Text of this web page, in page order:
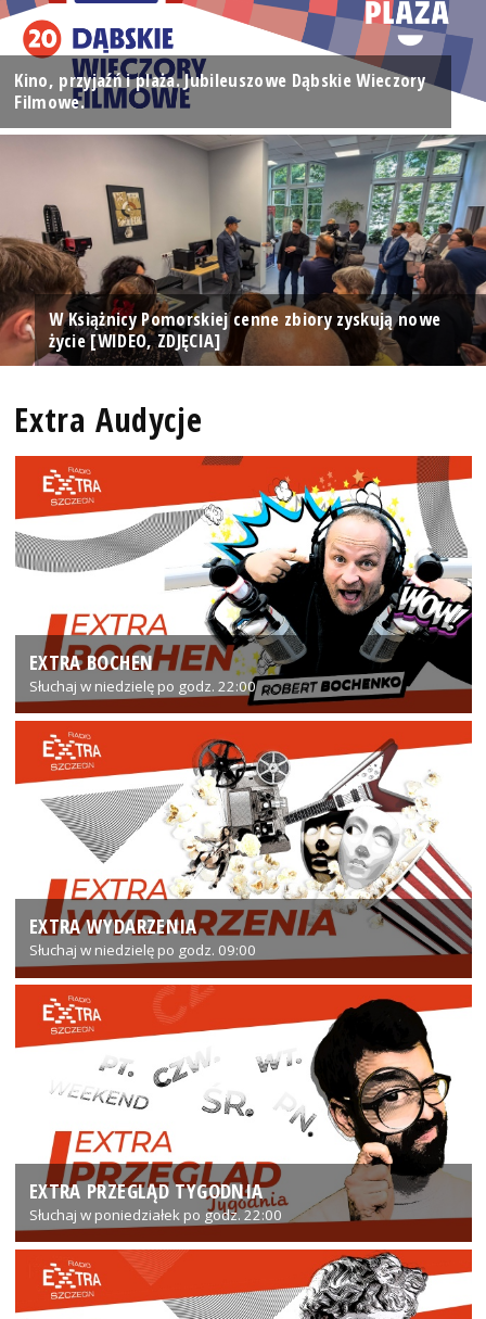
Kino, przyjaźń i plaża. Jubileuszowe Dąbskie Wieczory
Filmowe.
W Książnicy Pomorskiej cenne zbiory zyskują nowe
życie [WIDEO, ZDJĘCIA]
Extra Audycje
EXTRA BOCHEN
Słuchaj w niedzielę po godz. 22:00
EXTRA WYDARZENIA
Słuchaj w niedzielę po godz. 09:00
EXTRA PRZEGLĄD TYGODNIA
Słuchaj w poniedziałek po godz. 22:00